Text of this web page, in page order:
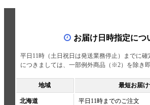
お届け日時指定につ
平日11時（土日祝日は発送業務停止）までに確
につきましては、一部例外商品（※2）を除き
地域 最短お届け
北海道 平日11時までのご注文